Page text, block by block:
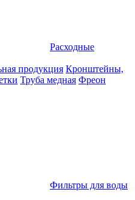
Расходные
продукция Кронштейны,
Труба медная Фреон
Фильтры для воды